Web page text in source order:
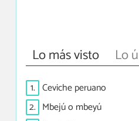
Lo más visto Lo
1. Ceviche peruano
2. Mbejú o mbeyú